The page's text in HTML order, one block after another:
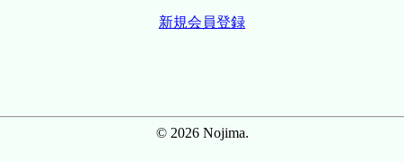
新規会員登録
© 2026 Nojima.